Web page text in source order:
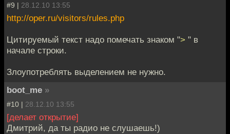
#9 | 28.12.10 13:55
http://oper.ru/visitors/rules.php
Цитируемый текст надо помечать знаком "> " в
начале строки.
Злоупотреблять выделением не нужно.
boot_me »
#10 | 28.12.10 13:55
[делает открытие]
Дмитрий, да ты радио не слушаешь!)